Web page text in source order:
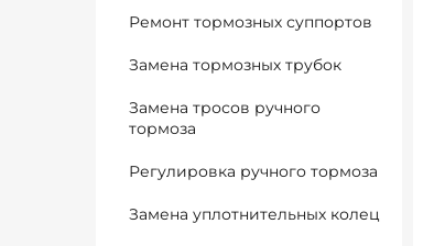
Ремонт тормозных суппортов
Замена тормозных трубок
Замена тросов ручного
тормоза
Регулировка ручного тормоза
Замена уплотнительных колец